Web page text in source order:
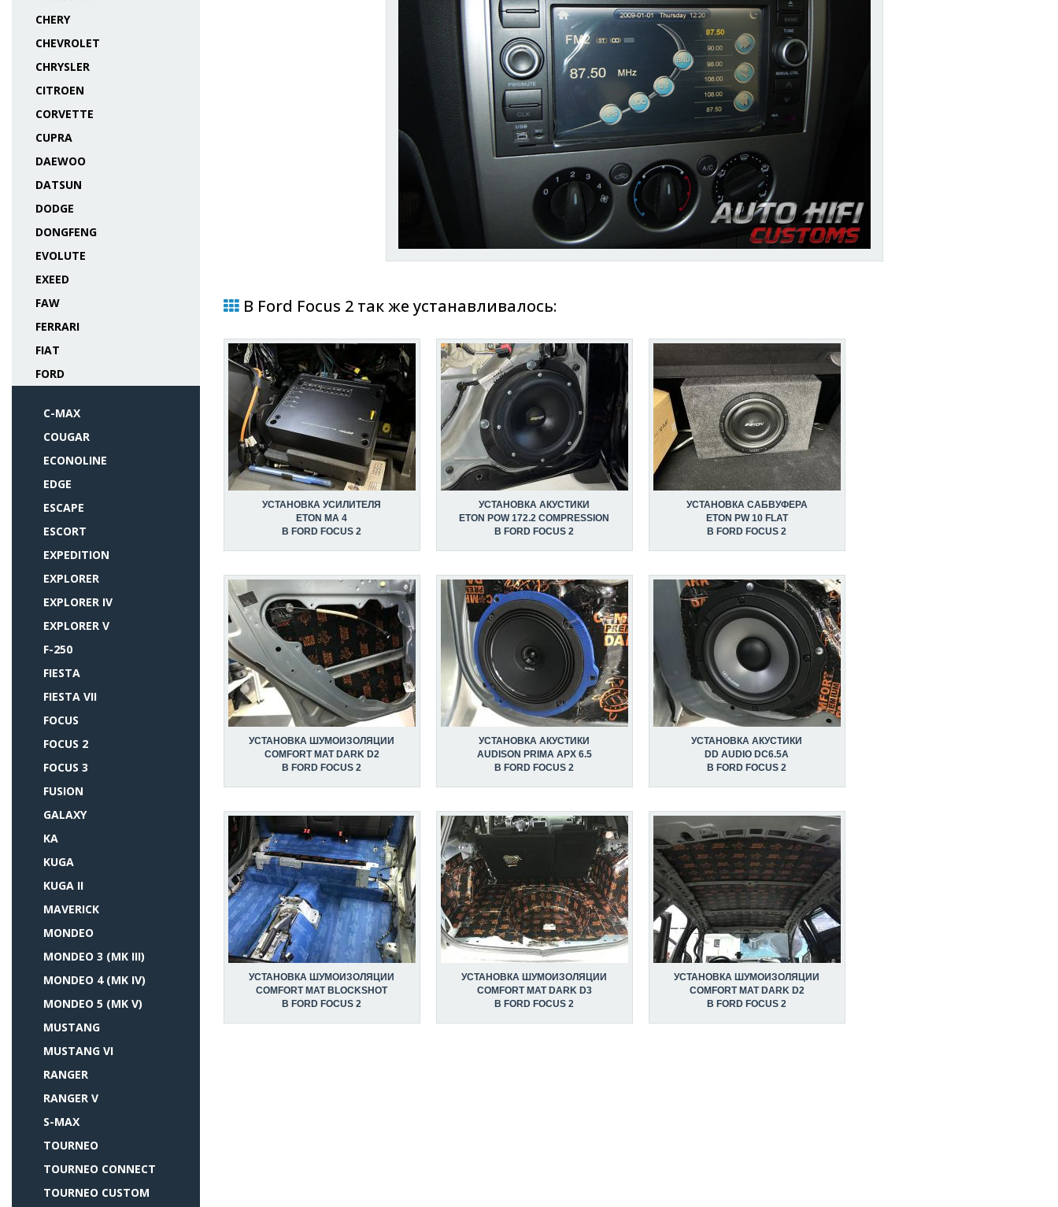
CHERY
CHEVROLET
CHRYSLER
CITROEN
CORVETTE
CUPRA
DAEWOO
DATSUN
DODGE
DONGFENG
EVOLUTE
EXEED
FAW
FERRARI
FIAT
FORD
C-MAX
COUGAR
ECONOLINE
EDGE
ESCAPE
ESCORT
EXPEDITION
EXPLORER
EXPLORER IV
EXPLORER V
F-250
FIESTA
FIESTA VII
FOCUS
FOCUS 2
FOCUS 3
FUSION
GALAXY
KA
KUGA
KUGA II
MAVERICK
MONDEO
MONDEO 3 (MK III)
MONDEO 4 (MK IV)
MONDEO 5 (MK V)
MUSTANG
MUSTANG VI
RANGER
RANGER V
S-MAX
TOURNEO
TOURNEO CONNECT
TOURNEO CUSTOM
В Ford Focus 2 так же устанавливалось:
УСТАНОВКА УСИЛИТЕЛЯ
ETON MA 4
В FORD FOCUS 2
УСТАНОВКА АКУСТИКИ
ETON POW 172.2 COMPRESSION
В FORD FOCUS 2
УСТАНОВКА САБВУФЕРА
ETON PW 10 FLAT
В FORD FOCUS 2
УСТАНОВКА ШУМОИЗОЛЯЦИИ
COMFORT MAT DARK D2
В FORD FOCUS 2
УСТАНОВКА АКУСТИКИ
AUDISON PRIMA APX 6.5
В FORD FOCUS 2
УСТАНОВКА АКУСТИКИ
DD AUDIO DC6.5A
В FORD FOCUS 2
УСТАНОВКА ШУМОИЗОЛЯЦИИ
COMFORT MAT BLOCKSHOT
В FORD FOCUS 2
УСТАНОВКА ШУМОИЗОЛЯЦИИ
COMFORT MAT DARK D3
В FORD FOCUS 2
УСТАНОВКА ШУМОИЗОЛЯЦИИ
COMFORT MAT DARK D2
В FORD FOCUS 2